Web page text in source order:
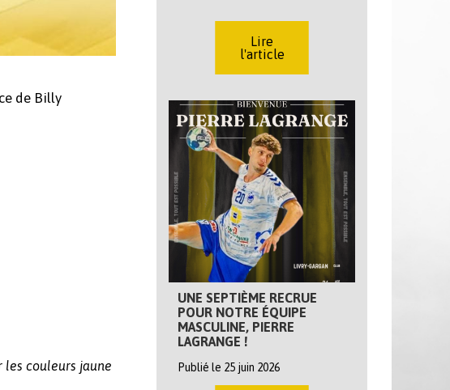
de Billy
les couleurs jaune
Lire
l'article
UNE SEPTIÈME RECRUE
POUR NOTRE ÉQUIPE
MASCULINE, PIERRE
LAGRANGE !
Publié le 25 juin 2026